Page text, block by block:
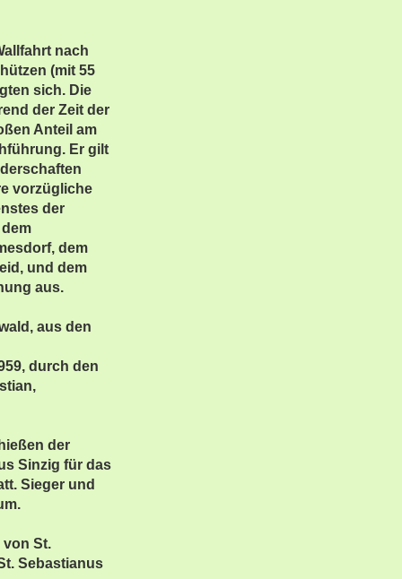
nach
(mit 55
sich. Die
der Zeit der
Anteil am
Er gilt
vorzügliche
der
dem
und dem
aus.
aus den
durch den
der
Sinzig für das
Sieger und
von St.
Sebastianus